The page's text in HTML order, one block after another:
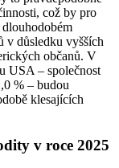
což by pro
v důsledku vyšších
občanů. V
USA – společnost
% – budou
klesajících
v roce 2025